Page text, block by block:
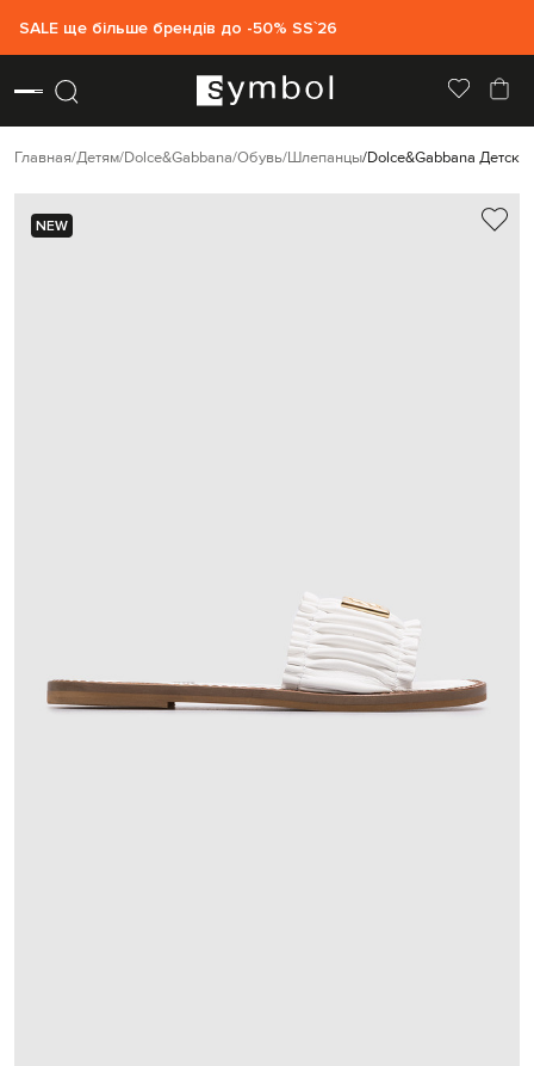
SALE ще більше брендів до -50% SS`26
Главная Детям Dolce&Gabbana Обувь Шлепанцы Dolce&Gabbana
NEW